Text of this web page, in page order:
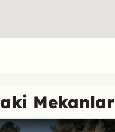
Mekanlar